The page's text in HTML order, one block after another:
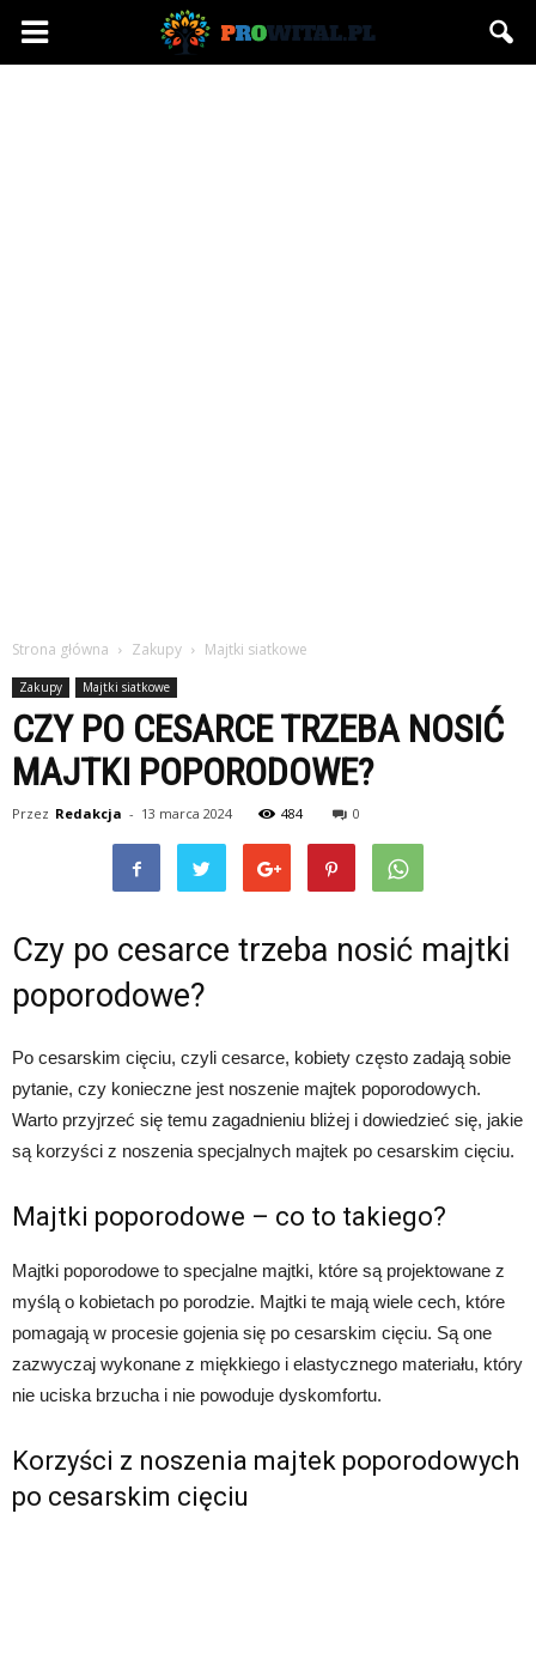
Prowital.pl
Strona główna Zakupy Majtki siatkowe
Zakupy Majtki siatkowe
CZY PO CESARCE TRZEBA NOSIĆ
MAJTKI POPORODOWE?
Przez Redakcja - 13 marca 2024 484 0
Czy po cesarce trzeba nosić majtki
poporodowe?
Po cesarskim cięciu, czyli cesarce, kobiety często zadają sobie
pytanie, czy konieczne jest noszenie majtek poporodowych.
Warto przyjrzeć się temu zagadnieniu bliżej i dowiedzieć się, jakie
są korzyści z noszenia specjalnych majtek po cesarskim cięciu.
Majtki poporodowe – co to takiego?
Majtki poporodowe to specjalne majtki, które są projektowane z
myślą o kobietach po porodzie. Majtki te mają wiele cech, które
pomagają w procesie gojenia się po cesarskim cięciu. Są one
zazwyczaj wykonane z miękkiego i elastycznego materiału, który
nie uciska brzucha i nie powoduje dyskomfortu.
Korzyści z noszenia majtek poporodowych
po cesarskim cięciu